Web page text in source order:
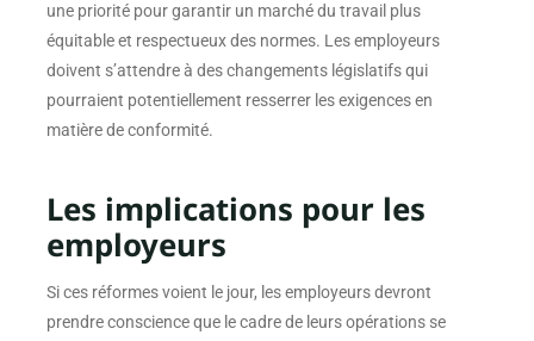
une priorité pour garantir un marché du travail plus
équitable et respectueux des normes. Les employeurs
doivent s’attendre à des changements législatifs qui
pourraient potentiellement resserrer les exigences en
matière de conformité.
Les implications pour les
employeurs
Si ces réformes voient le jour, les employeurs devront
prendre conscience que le cadre de leurs opérations se